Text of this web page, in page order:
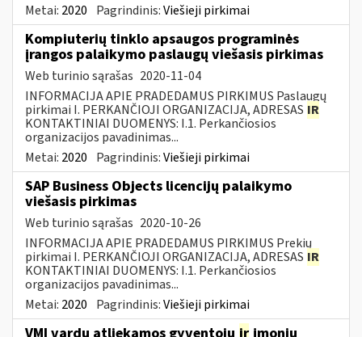
Metai: 2020 Pagrindinis:Viešieji pirkimai
Kompiuterių tinklo apsaugos programinės
įrangos palaikymo paslaugų viešasis pirkimas
Web turinio sąrašas 2020-11-04
INFORMACIJA APIE PRADEDAMUS PIRKIMUS Paslaugų
pirkimai I. PERKANČIOJI ORGANIZACIJA, ADRESAS IR
KONTAKTINIAI DUOMENYS: I.1. Perkančiosios
organizacijos pavadinimas...
Metai: 2020 Pagrindinis:Viešieji pirkimai
SAP Business Objects licencijų palaikymo
viešasis pirkimas
Web turinio sąrašas 2020-10-26
INFORMACIJA APIE PRADEDAMUS PIRKIMUS Prekių
pirkimai I. PERKANČIOJI ORGANIZACIJA, ADRESAS IR
KONTAKTINIAI DUOMENYS: I.1. Perkančiosios
organizacijos pavadinimas...
Metai: 2020 Pagrindinis:Viešieji pirkimai
VMI vardu atliekamos gyventojų ir įmonių